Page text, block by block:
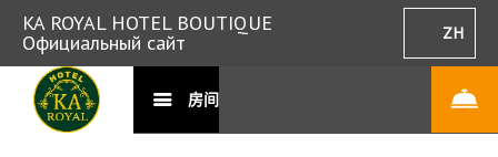
KA ROYAL HOTEL BOUTIQUE
Официальный сайт ZH
房间